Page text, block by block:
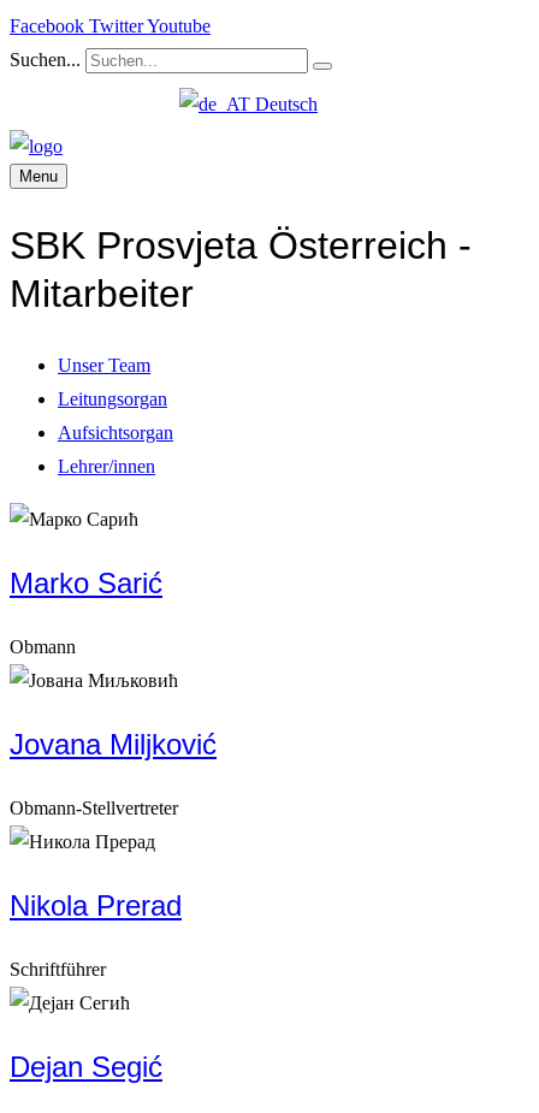
Facebook TwitterYoutube
Suchen...
Deutsch
Menu
SBK Prosvjeta Österreich -
Mitarbeiter
Unser Team
Leitungsorgan
Aufsichtsorgan
Lehrer/innen
Marko Sarić
Obmann
Jovana Miljković
Obmann-Stellvertreter
Nikola Prerad
Schriftführer
Dejan Segić